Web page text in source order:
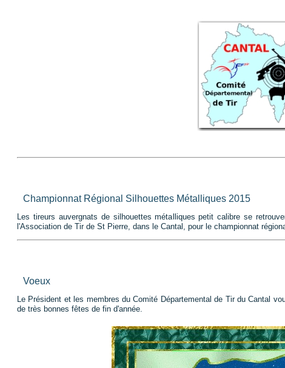
Championnat Régional Silhouettes Métalliques 2015
Les tireurs auvergnats de silhouettes métalliques petit calibre se
l'Association de Tir de St Pierre, dans le Cantal, pour le championnat
Voeux
Le Président et les membres du Comité Départemental de Tir du Cantal
de très bonnes fêtes de fin d'année.